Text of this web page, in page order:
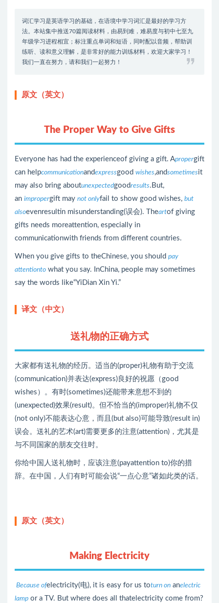
词汇学习是英语学习的基础，在语境中学习词汇是最好的学习方
法。本站集中推送70篇阅读材料，由易到难，难易度与初中七至九
年级学习进程相宜；标注重点单词和短语，同时配以音频，帮助训
练听、读和意义理解，是非常好的能力训练材料，欢迎大家学习！
我们一直在努力，请和我们一起努力！
原文（英文）
The Proper Way to Give Gifts
Everyone has had the experienceof giving a gift. Apropergift
can helpcommunicationandexpressgood wishes,andsometimesit
may also bring aboutunexpectedgoodresults.But,
an impropergift may not onlyfail to show good wishes, but
alsoevenresultin misunderstanding(误会). Theartof giving
gifts needs moreattention, especially in
communicationwith friends from different countries.
When you give gifts to theChinese, you should pay
attentionto what you say. InChina, people may sometimes
say the words like“YiDian Xin Yi.”
译文（中文）
送礼物的正确方式
大家都有送礼物的经历。适当的(proper)礼物有助于交流
(communication)并表达(express)良好的祝愿（good
wishes）。有时(sometimes)还能带来意想不到的
(unexpected)效果(result)。但不恰当的(improper)礼物不仅
(not only)不能表达心意，而且(but also)可能导致(result in)
误会。送礼的艺术(art)需要更多的注意(attention)，尤其是
与不同国家的朋友交往时。
你给中国人送礼物时，应该注意(payattention to)你的措
辞。在中国，人们有时可能会说“一点心意”诸如此类的话。
原文（英文）
Making Electricity
Because ofelectricity(电), it is easy for us toturn on anelectric
lamp or a TV. But where does all thatelectricity come from?